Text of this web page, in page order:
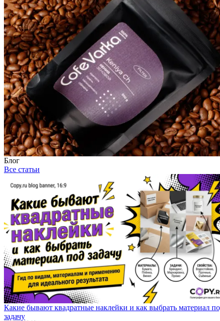
Блог
Все статьи
Какие бывают квадратные наклейки и как выбрать материал
задачу